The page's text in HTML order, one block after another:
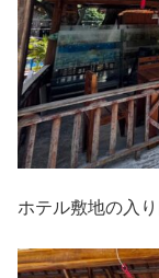
ホテル敷地の入